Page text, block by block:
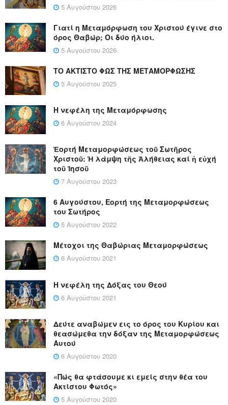
5 Αυγούστου 2026
Γιατί η Μεταμόρφωση του Χριστού έγινε στο
όρος Θαβώρ; Οι δύο ήλιοι.
5 Αυγούστου 2026
ΤΟ ΑΚΤΙΣΤΟ ΦΩΣ ΤΗΣ ΜΕΤΑΜΟΡΦΩΣΗΣ
5 Αυγούστου 2025
Η νεφέλη της Μεταμόρφωσης
6 Αυγούστου 2024
Ἑορτή Μεταμορφώσεως τοῦ Σωτῆρος
Χριστοῦ: Ἡ λάμψη τῆς Ἀλήθειας καί ἡ εὐχή
τοῦ Ἰησοῦ
7 Αυγούστου 2023
6 Αυγούστου, Εορτή της Μεταμορφώσεως
του Σωτήρος
5 Αυγούστου 2022
Μέτοχοι της Θαβώριας Μεταμορφώσεως
6 Αυγούστου 2021
Η νεφέλη της Δόξας του Θεού
6 Αυγούστου 2021
Δεύτε αναβώμεν εις το όρος του Κυρίου και
θεασώμεθα την δόξαν της Μεταμορφώσεως
Αυτού
6 Αυγούστου 2020
«Πώς θα φτάσουμε κι εμείς στην θέα του
Ακτίστου Φωτός»
5 Αυγούστου 2020